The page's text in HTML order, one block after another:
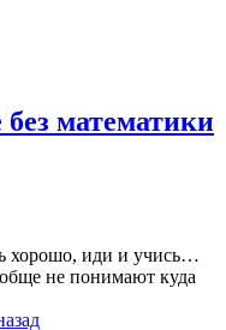
математики
хорошо, иди и учись…
не понимают куда